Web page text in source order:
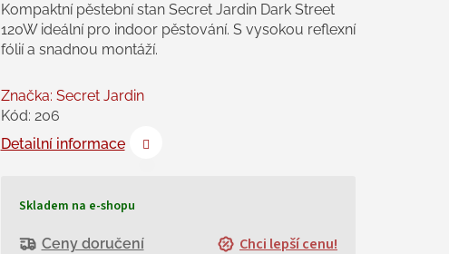
Skladem na e-shopu
Ceny doručení Chci lepší cenu!
Kompaktní pěstební stan Secret Jardin Dark Street
120W ideální pro indoor pěstování. S vysokou reflexní
fólií a snadnou montáží.
Detailní informace
Značka: Secret Jardin
Kód: 206